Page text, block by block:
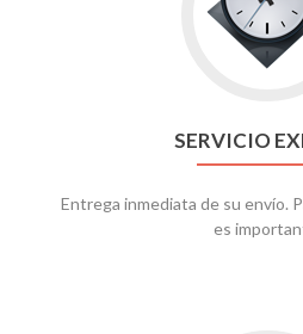
SERVICIO
Entrega inmediata de su envío.
es